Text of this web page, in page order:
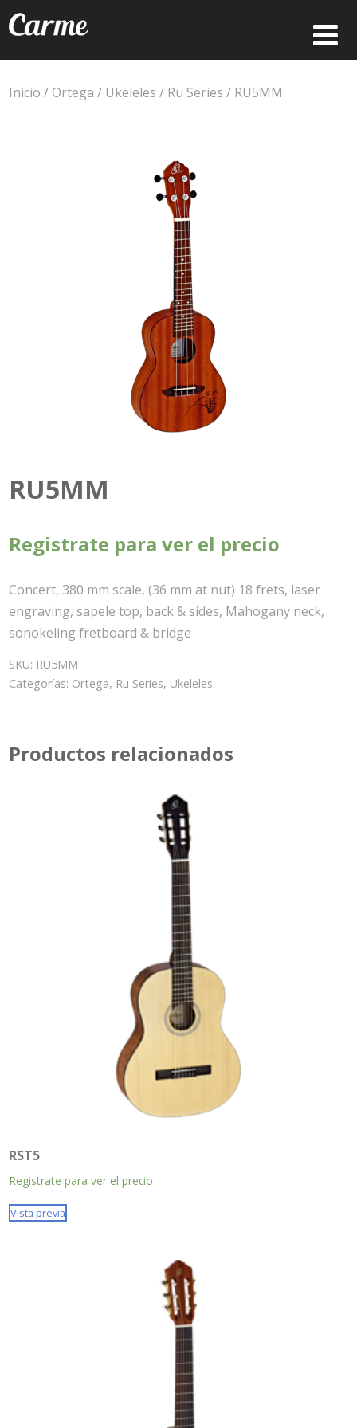
Inicio /Ortega / Ukeleles / Ru Series / RU5MM
RU5MM
Registrate para ver el precio
Concert, 380 mm scale, (36 mm at nut) 18 frets, laser
engraving, sapele top, back & sides, Mahogany neck,
sonokeling fretboard & bridge
SKU: RU5MM
Categorías: Ortega, Ru Series, Ukeleles
Productos relacionados
RST5
Registrate para ver el precio
Vista previa